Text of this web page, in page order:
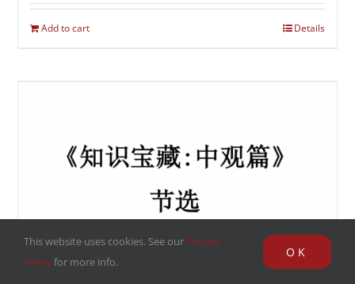
Add to cart Details
This website uses cookies. See our Privacy
Policyfor more info.
OK